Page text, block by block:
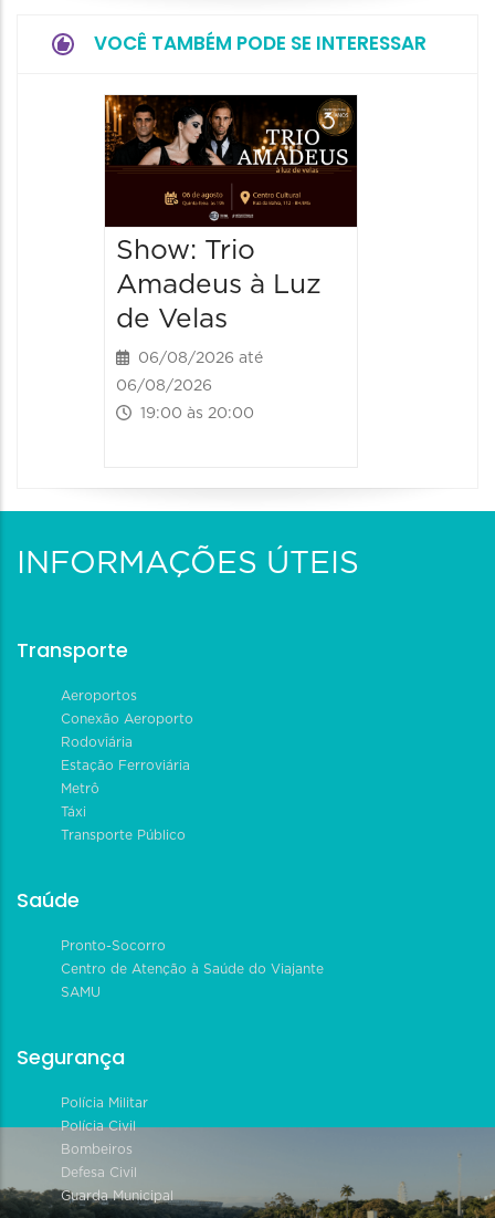
VOCÊ TAMBÉM PODE SE INTERESSAR
Show: Trio
Amadeus à Luz
de Velas
06/08/2026 até
06/08/2026
19:00 às 20:00
INFORMAÇÕES ÚTEIS
Transporte
Aeroportos
Conexão Aeroporto
Rodoviária
Estação Ferroviária
Metrô
Táxi
Transporte Público
Saúde
Pronto-Socorro
Centro de Atenção à Saúde do Viajante
SAMU
Segurança
Polícia Militar
Polícia Civil
Bombeiros
Defesa Civil
Guarda Municipal